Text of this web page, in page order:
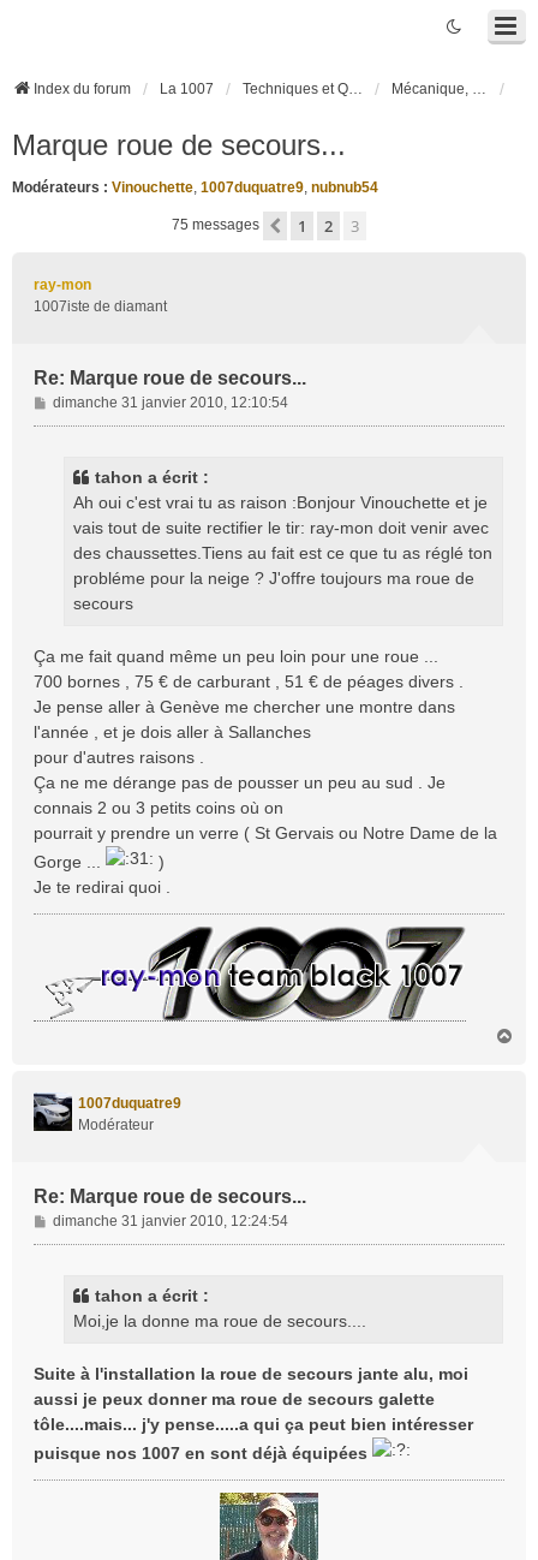
Index du forum La 1007 Techniques et Questions Mécanique, liaison au sol et pneumatiques
Marque roue de secours...
Modérateurs : Vinouchette, 1007duquatre9, nubnub54
75 messages Précédente
1 2 3
ray-mon
1007iste de diamant
Re: Marque roue de secours...
M
e
dimanche 31 janvier 2010, 12:10:54
tahon a écrit :
Ah oui c'est vrai tu as raison :Bonjour Vinouchette et je
vais tout de suite rectifier le tir: ray-mon doit venir avec
des chaussettes.Tiens au fait est ce que tu as réglé ton
probléme pour la neige ? J'offre toujours ma roue de
secours
Ça me fait quand même un peu loin pour une roue ...
700 bornes , 75 € de carburant , 51 € de péages divers .
Je pense aller à Genève me chercher une montre dans
l'année , et je dois aller à Sallanches
pour d'autres raisons .
Ça ne me dérange pas de pousser un peu au sud . Je
connais 2 ou 3 petits coins où on
pourrait y prendre un verre ( St Gervais ou Notre Dame de la
Gorge ...
)
Je te redirai quoi .
1007duquatre9
Modérateur
Re: Marque roue de secours...
M
e
dimanche 31 janvier 2010, 12:24:54
tahon a écrit :
Moi,je la donne ma roue de secours....
Suite à l'installation la roue de secours jante alu, moi
aussi je peux donner ma roue de secours galette
tôle....mais... j'y pense.....a qui ça peut bien intéresser
puisque nos 1007 en sont déjà équipées